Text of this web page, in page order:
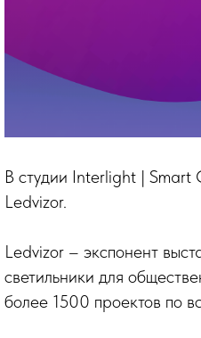
В студии Interlight | Smart
Ledvizor.
Ledvizor – экспонент
светильники для
более 1500 проектов по